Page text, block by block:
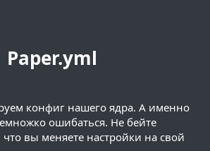
Paper.yml
конфиг нашего ядра. А именно
ошибаться. Не бейте
вы меняете настройки на свой